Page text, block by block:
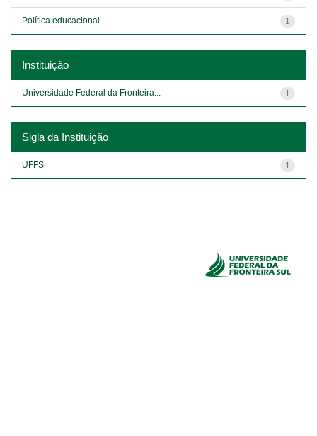
1
Política educacional
Instituição
1
Universidade Federal da Fronteira...
Sigla da Instituição
1
UFFS